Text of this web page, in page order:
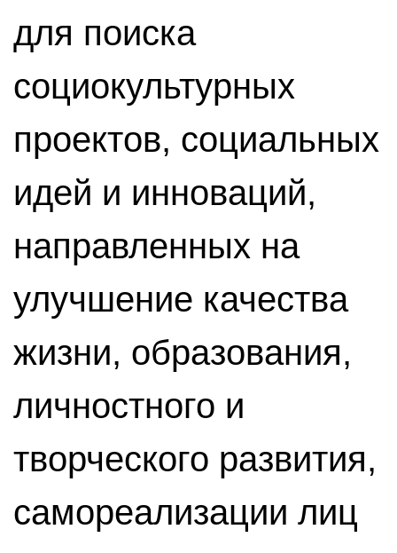
для поиска
социокультурных
проектов, социальных
идей и инноваций,
направленных на
улучшение качества
жизни, образования,
личностного и
творческого развития,
самореализации лиц